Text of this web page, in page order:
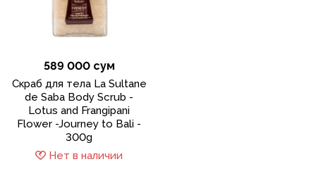
589 000 сум
Скраб для тела La Sultane
de Saba Body Scrub -
Lotus and Frangipani
Flower -Journey to Bali -
300g
Нет в наличии